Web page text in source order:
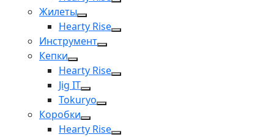
Жилеты
Hearty Rise
Инструмент
Кепки
Hearty Rise
Jig IT
Tokuryo
Коробки
Hearty Rise